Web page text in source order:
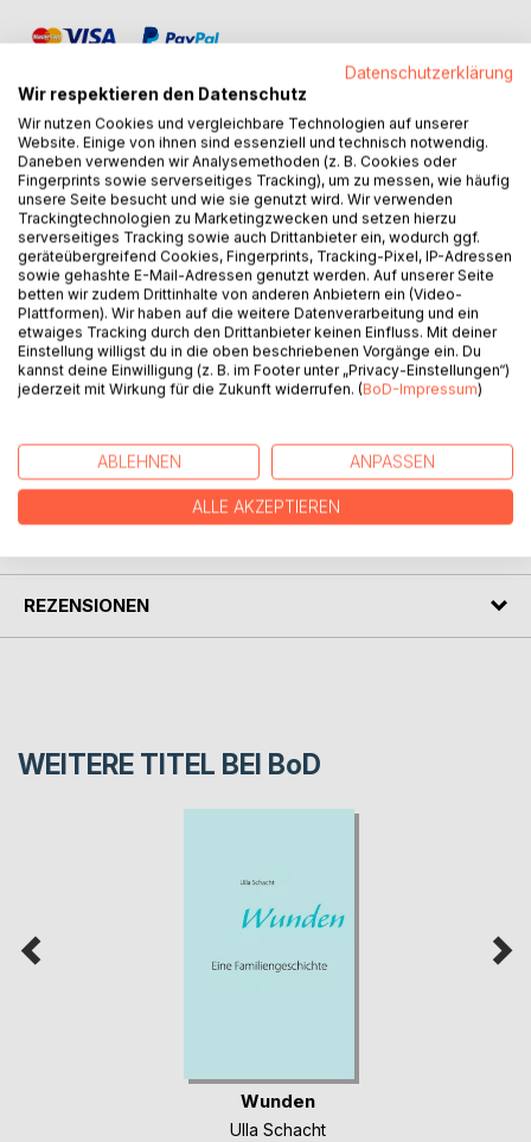
BESCHREIBUNG
Johanna, geboren in den frühen 1920er Jahren, wächst mit
ihrem jüngeren Bruder in einem Dorf auf, in einem
abgelegenen Winkel Nordhessens. Aber ihre Kindheit ist
kein ländliches Idyll. Die Mutter verlässt Mann und Kinder,
als Johanna noch nicht einmal zehn Jahre alt ist.
Das Buch erzählt davon, wie das Mädchen versucht, fertig
zu werden mit diesem traumatischen Erlebnis und mit
AUTOR/IN
REZENSIONEN
WEITERE TITEL BEI BoD
Wunden
Ulla Schacht
Datenschutzerklärung
Wir respektieren den Datenschutz
Wir nutzen Cookies und vergleichbare Technologien auf unserer
Website. Einige von ihnen sind essenziell und technisch notwendig.
Daneben verwenden wir Analysemethoden (z. B. Cookies oder
Fingerprints sowie serverseitiges Tracking), um zu messen, wie häufig
unsere Seite besucht und wie sie genutzt wird. Wir verwenden
Trackingtechnologien zu Marketingzwecken und setzen hierzu
serverseitiges Tracking sowie auch Drittanbieter ein, wodurch ggf.
geräteübergreifend Cookies, Fingerprints, Tracking-Pixel, IP-Adressen
sowie gehashte E-Mail-Adressen genutzt werden. Auf unserer Seite
betten wir zudem Drittinhalte von anderen Anbietern ein (Video-
Plattformen). Wir haben auf die weitere Datenverarbeitung und ein
etwaiges Tracking durch den Drittanbieter keinen Einfluss. Mit deiner
Einstellung willigst du in die oben beschriebenen Vorgänge ein. Du
kannst deine Einwilligung (z. B. im Footer unter „Privacy-Einstellungen“)
jederzeit mit Wirkung für die Zukunft widerrufen. (BoD-Impressum)
ABLEHNEN ANPASSEN
ALLE AKZEPTIEREN